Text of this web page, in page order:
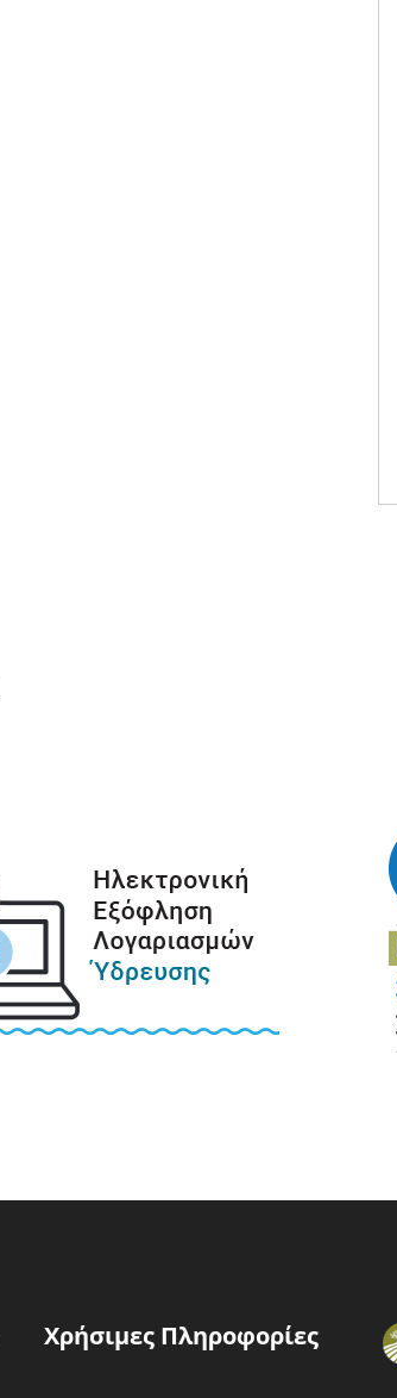
Χρήσιμες Πληροφορίες